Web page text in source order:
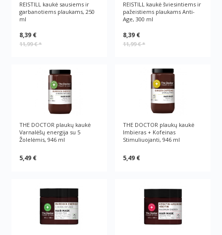
REISTILL kaukė sausiems ir
garbanotiems plaukams, 250
ml
8,39 €
11,99 €*
REISTILL kaukė šviesintiems ir
pažeistiems plaukams Anti-
Age, 300 ml
8,39 €
11,99 €*
THE DOCTOR plaukų kaukė
Varnalėšų energija su 5
Žolelėmis, 946 ml
5,49 €
THE DOCTOR plaukų kaukė
Imbieras + Kofeinas
Stimuliuojanti, 946 ml
5,49 €